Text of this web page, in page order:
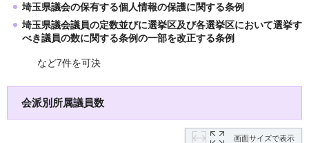
埼玉県議会の保有する個人情報の保護に関する条例
埼玉県議会議員の定数並びに選挙区及び各選挙区において選挙す
べき議員の数に関する条例の一部を改正する条例
など7件を可決
会派別所属議員数
画面サイズで表示